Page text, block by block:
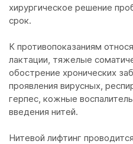
хирургическое решение
срок.
К противопоказаниям
лактации, тяжелые
обострение хронических
проявления вирусных,
герпес, кожные
введения нитей.
Нитевой лифтинг